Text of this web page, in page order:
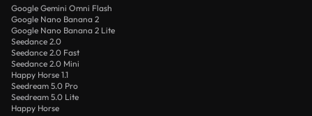
Google Gemini Omni Flash
Google Nano Banana 2
Google Nano Banana 2 Lite
Seedance 2.0
Seedance 2.0 Fast
Seedance 2.0 Mini
Happy Horse 1.1
Seedream 5.0 Pro
Seedream 5.0 Lite
Happy Horse